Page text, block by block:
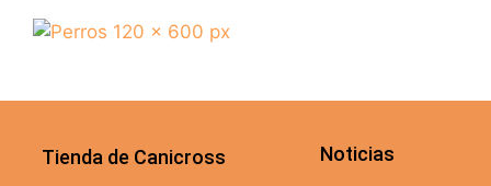
Tienda de Canicross Noticias